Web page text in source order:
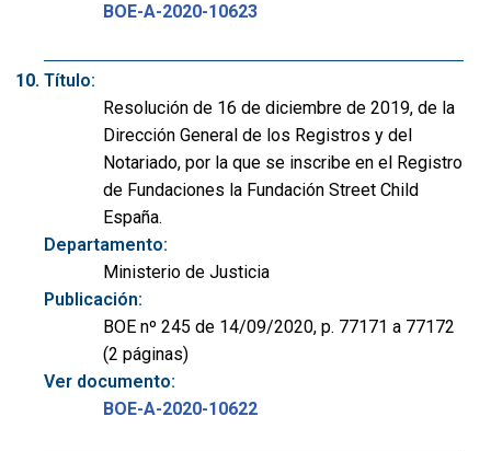
BOE-A-2020-10623
Título:
Resolución de 16 de diciembre de 2019, de la
Dirección General de los Registros y del
Notariado, por la que se inscribe en el Registro
de Fundaciones la Fundación Street Child
España.
Departamento:
Ministerio de Justicia
Publicación:
BOE nº 245 de 14/09/2020, p. 77171 a 77172
(2 páginas)
Ver documento:
BOE-A-2020-10622